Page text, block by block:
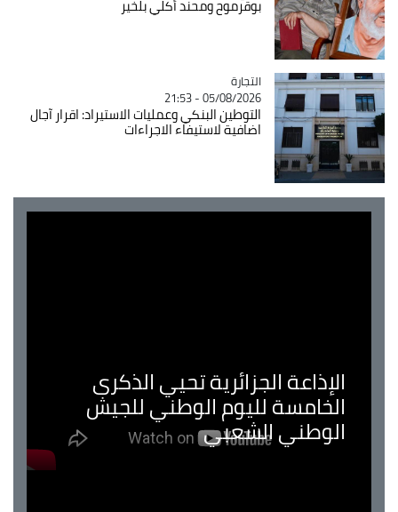
بوقرموح ومحند أكلي بلخير
Catégorie
التجارة
05/08/2026 - 21:53
التوطين البنكي وعمليات الاستيراد: اقرار آجال
اضافية لاستيفاء الاجراءات
الإذاعة الجزائرية تحيي الذكرى
الخامسة لليوم الوطني للجيش
الوطني الشعبي